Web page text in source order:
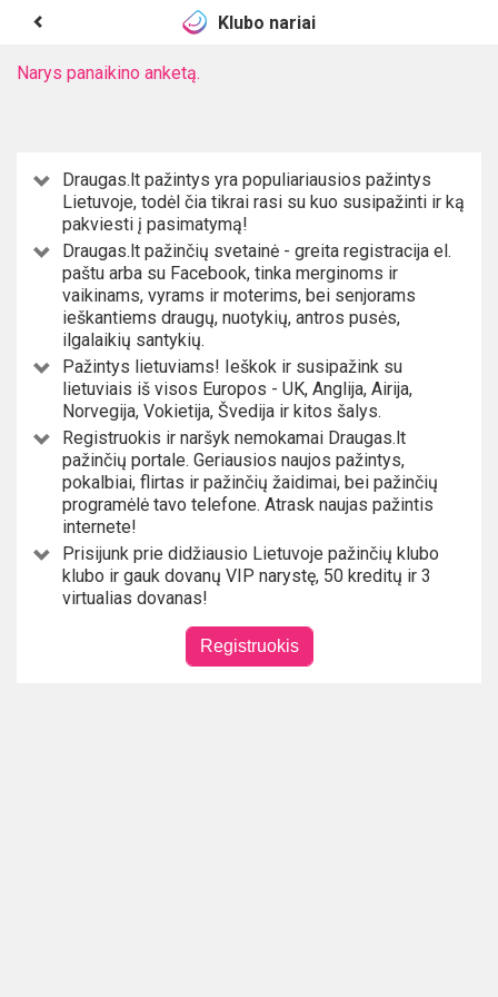
Klubo nariai
Narys panaikino anketą.
Draugas.lt pažintys yra populiariausios pažintys
Lietuvoje, todėl čia tikrai rasi su kuo susipažinti ir ką
pakviesti į pasimatymą!
Draugas.lt pažinčių svetainė - greita registracija el.
paštu arba su Facebook, tinka merginoms ir
vaikinams, vyrams ir moterims, bei senjorams
ieškantiems draugų, nuotykių, antros pusės,
ilgalaikių santykių.
Pažintys lietuviams! Ieškok ir susipažink su
lietuviais iš visos Europos - UK, Anglija, Airija,
Norvegija, Vokietija, Švedija ir kitos šalys.
Registruokis ir naršyk nemokamai Draugas.lt
pažinčių portale. Geriausios naujos pažintys,
pokalbiai, flirtas ir pažinčių žaidimai, bei pažinčių
programėlė tavo telefone. Atrask naujas pažintis
internete!
Prisijunk prie didžiausio Lietuvoje pažinčių klubo
klubo ir gauk dovanų VIP narystę, 50 kreditų ir 3
virtualias dovanas!
Registruokis